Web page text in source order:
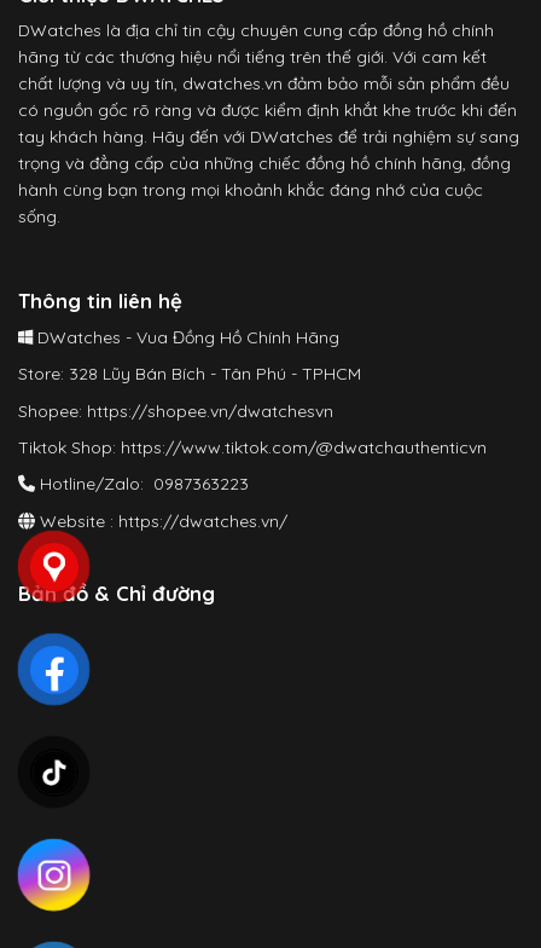
DWatches là địa chỉ tin cậy chuyên cung cấp đồng hồ chính
hãng từ các thương hiệu nổi tiếng trên thế giới. Với cam kết
chất lượng và uy tín, dwatches.vn đảm bảo mỗi sản phẩm đều
có nguồn gốc rõ ràng và được kiểm định khắt khe trước khi đến
tay khách hàng. Hãy đến với DWatches để trải nghiệm sự sang
trọng và đẳng cấp của những chiếc đồng hồ chính hãng, đồng
hành cùng bạn trong mọi khoảnh khắc đáng nhớ của cuộc
sống.
Thông tin liên hệ
DWatches - Vua Đồng Hồ Chính Hãng
Store: 328 Lũy Bán Bích - Tân Phú - TPHCM
Shopee: https://shopee.vn/dwatchesvn
Tiktok Shop: https://www.tiktok.com/@dwatchauthenticvn
Hotline/Zalo: 0987363223
Website : https://dwatches.vn/
Bản đồ & Chỉ đường